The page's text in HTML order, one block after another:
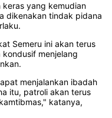
keras yang kemudian
dikenakan tindak pidana
Semeru ini akan terus
menjelang
menjalankan ibadah
itu, patroli akan terus
katanya,